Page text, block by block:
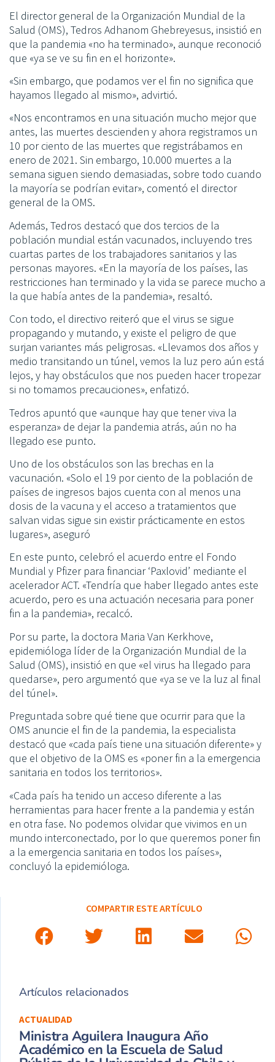
El director general de la Organización Mundial de la
Salud (OMS), Tedros Adhanom Ghebreyesus, insistió en
que la pandemia «no ha terminado», aunque reconoció
que «ya se ve su fin en el horizonte».
«Sin embargo, que podamos ver el fin no significa que
hayamos llegado al mismo», advirtió.
«Nos encontramos en una situación mucho mejor que
antes, las muertes descienden y ahora registramos un
10 por ciento de las muertes que registrábamos en
enero de 2021. Sin embargo, 10.000 muertes a la
semana siguen siendo demasiadas, sobre todo cuando
la mayoría se podrían evitar», comentó el director
general de la OMS.
Además, Tedros destacó que dos tercios de la
población mundial están vacunados, incluyendo tres
cuartas partes de los trabajadores sanitarios y las
personas mayores. «En la mayoría de los países, las
restricciones han terminado y la vida se parece mucho a
la que había antes de la pandemia», resaltó.
Con todo, el directivo reiteró que el virus se sigue
propagando y mutando, y existe el peligro de que
surjan variantes más peligrosas. «Llevamos dos años y
medio transitando un túnel, vemos la luz pero aún está
lejos, y hay obstáculos que nos pueden hacer tropezar
si no tomamos precauciones», enfatizó.
Tedros apuntó que «aunque hay que tener viva la
esperanza» de dejar la pandemia atrás, aún no ha
llegado ese punto.
Uno de los obstáculos son las brechas en la
vacunación. «Solo el 19 por ciento de la población de
países de ingresos bajos cuenta con al menos una
dosis de la vacuna y el acceso a tratamientos que
salvan vidas sigue sin existir prácticamente en estos
lugares», aseguró
En este punto, celebró el acuerdo entre el Fondo
Mundial y Pfizer para financiar ‘Paxlovid’ mediante el
acelerador ACT. «Tendría que haber llegado antes este
acuerdo, pero es una actuación necesaria para poner
fin a la pandemia», recalcó.
Por su parte, la doctora Maria Van Kerkhove,
epidemióloga líder de la Organización Mundial de la
Salud (OMS), insistió en que «el virus ha llegado para
quedarse», pero argumentó que «ya se ve la luz al final
del túnel».
Preguntada sobre qué tiene que ocurrir para que la
OMS anuncie el fin de la pandemia, la especialista
destacó que «cada país tiene una situación diferente» y
que el objetivo de la OMS es «poner fin a la emergencia
sanitaria en todos los territorios».
«Cada país ha tenido un acceso diferente a las
herramientas para hacer frente a la pandemia y están
en otra fase. No podemos olvidar que vivimos en un
mundo interconectado, por lo que queremos poner fin
a la emergencia sanitaria en todos los países»,
concluyó la epidemióloga.
COMPARTIR ESTE ARTÍCULO
Artículos relacionados
ACTUALIDAD
Ministra Aguilera Inaugura Año
Académico en la Escuela de Salud